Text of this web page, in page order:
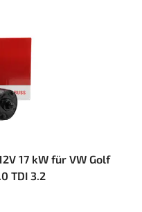
17 kW für VW Golf
TDI 3.2